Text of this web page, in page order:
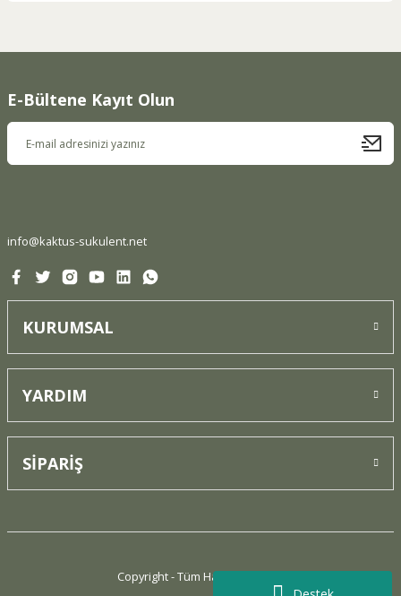
Ürün resmi kalitesiz, bozuk veya görüntülenemiyor.
E-Bültene Kayıt Olun
info@kaktus-sukulent.net
KURUMSAL
YARDIM
SİPARİŞ
Copyright - Tüm Hakları Saklıdır.